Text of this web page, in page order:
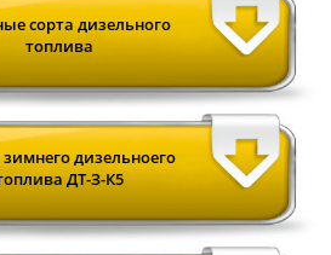
сорта дизельного
топлива
дизельноего
ДТ-З-К5